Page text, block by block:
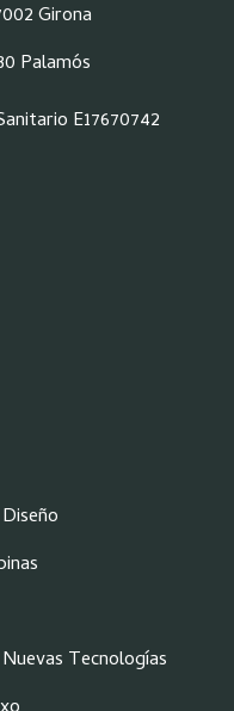
Girona
Palamós
E17670742
Tecnologías